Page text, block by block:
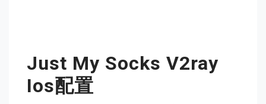
Just My Socks V2ray
Ios配置